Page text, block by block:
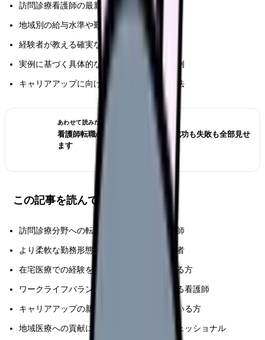
訪問診療看護師の最新求人動向と市場分析
地域別の給与水準や勤務条件の詳細データ
経験者が教える確実な職場選びのポイント
実例に基づく具体的な条件交渉術と成功事例
キャリアアップに向けた効果的な戦略と方法
あわせて読みたい
看護師転職のリアル体験談12選｜成功も失敗も全部見せ
ます
この記事を読んでほしい人
訪問診療分野への転職を検討している看護師
より柔軟な勤務形態を探している医療従事者
在宅医療での経験を活かしたいと考えている方
ワークライフバランスの改善を目指している看護師
キャリアアップの新たな可能性を模索している方
地域医療への貢献に関心がある医療プロフェッショナル